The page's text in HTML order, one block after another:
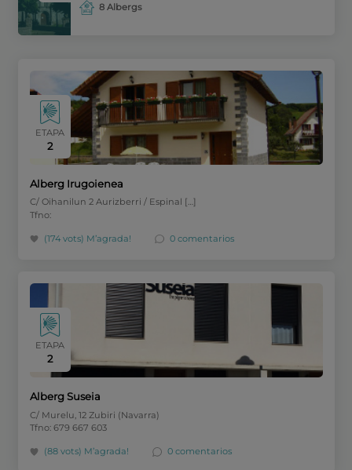
8 Albergs
ETAPA
2
Alberg Irugoienea
C/ Oihanilun 2 Aurizberri / Espinal […]
Tfno:
(174 vots) M’agrada! 0 comentarios
ETAPA
2
Alberg Suseia
C/ Murelu, 12 Zubiri (Navarra)
Tfno: 679 667 603
(88 vots) M’agrada! 0 comentarios